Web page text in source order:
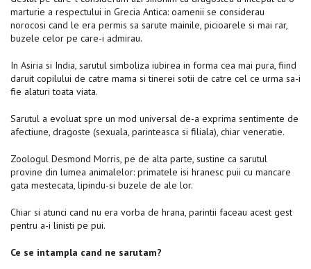
marturie a respectului in Grecia Antica: oamenii se considerau
norocosi cand le era permis sa sarute mainile, picioarele si mai rar,
buzele celor pe care-i admirau.
In Asiria si India, sarutul simboliza iubirea in forma cea mai pura, fiind
daruit copilului de catre mama si tinerei sotii de catre cel ce urma sa-i
fie alaturi toata viata.
Sarutul a evoluat spre un mod universal de-a exprima sentimente de
afectiune, dragoste (sexuala, parinteasca si filiala), chiar veneratie.
Zoologul Desmond Morris, pe de alta parte, sustine ca sarutul
provine din lumea animalelor: primatele isi hranesc puii cu mancare
gata mestecata, lipindu-si buzele de ale lor.
Chiar si atunci cand nu era vorba de hrana, parintii faceau acest gest
pentru a-i linisti pe pui.
Ce se intampla cand ne sarutam?